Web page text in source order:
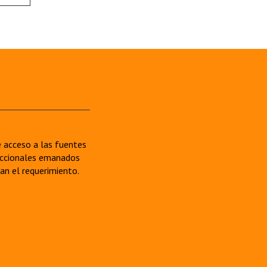
acceso a las fuentes
emanados
el requerimiento.